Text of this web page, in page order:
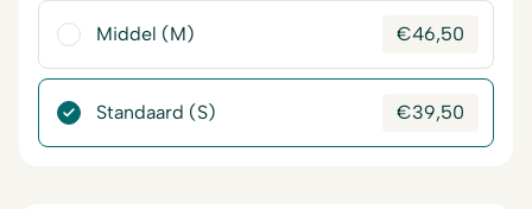
Middel (M) €46,50
Standaard (S) €39,50